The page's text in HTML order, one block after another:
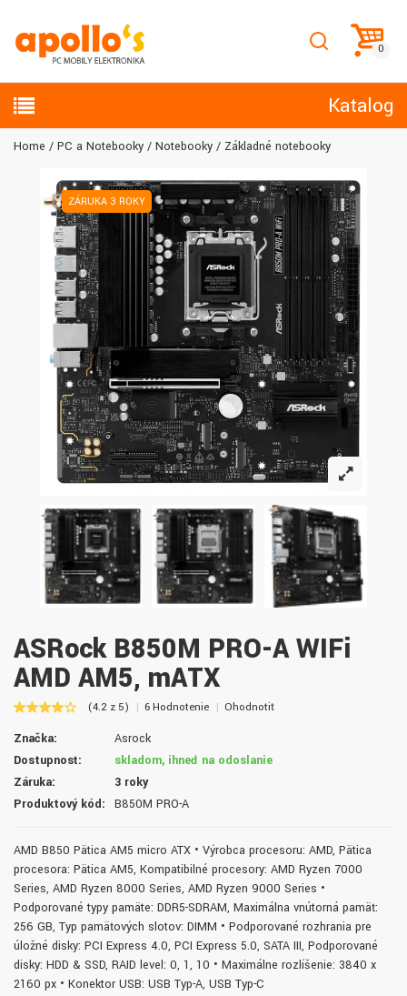
Katalog
Home PC a Notebooky Notebooky Základné notebooky
ZÁRUKA 3 ROKY
ASRock B850M PRO-A WIFi
AMD AM5, mATX
(4.2 z 5) 6 Hodnotenie Ohodnotiť
Značka:
Asrock
Dostupnosť:
skladom, ihneď na odoslanie
Záruka:
3 roky
Produktový kód:
B850M PRO-A
AMD B850 Pätica AM5 micro ATX • Výrobca procesoru: AMD, Pätica
procesora: Pätica AM5, Kompatibilné procesory: AMD Ryzen 7000
Series, AMD Ryzen 8000 Series, AMD Ryzen 9000 Series •
Podporované typy pamäte: DDR5-SDRAM, Maximálna vnútorná pamäť:
256 GB, Typ pamäťových slotov: DIMM • Podporované rozhrania pre
úložné disky: PCI Express 4.0, PCI Express 5.0, SATA III, Podporované
disky: HDD & SSD, RAID level: 0, 1, 10 • Maximálne rozlíšenie: 3840 x
2160 px • Konektor USB: USB Typ-A, USB Typ-C